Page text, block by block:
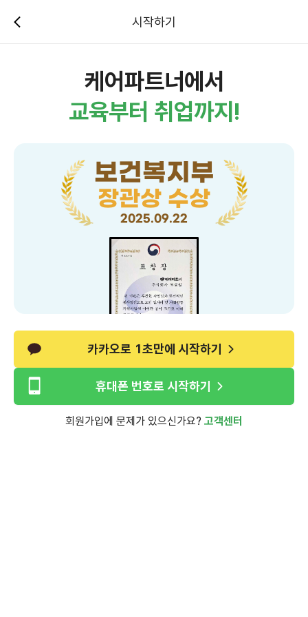
시작하기
케어파트너에서
교육부터 취업까지!
보건복지부
장관상 수상
2025.09.22
카카오로 1초만에 시작하기
휴대폰 번호로 시작하기
회원가입에 문제가 있으신가요? 고객센터